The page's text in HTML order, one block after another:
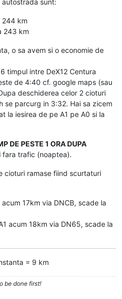
244 km
243 km
o sa avem si o economie de
timpul intre DeX12 Centura
de 4:40 cf. google maps (sau
deschiderea celor 2 cioturi
parcurg in 3:32. Hai sa zicem
la iesirea de pe A1 pe A0 si la
DE PESTE 1 ORA DUPA
fara trafic (noaptea).
cioturi ramase fiind scurtaturi
17km via DNCB, scade la
acum 18km via DN65, scade la
= 9 km
be done first!